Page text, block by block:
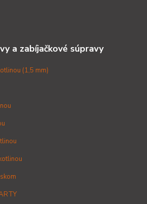
a zabíjačkové súpravy
(1,5 mm)